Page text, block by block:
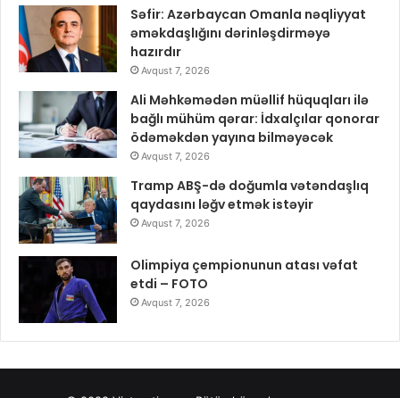
Səfir: Azərbaycan Omanla nəqliyyat
əməkdaşlığını dərinləşdirməyə
hazırdır
Avqust 7, 2026
Ali Məhkəmədən müəllif hüquqları ilə
bağlı mühüm qərar: İdxalçılar qonorar
ödəməkdən yayına bilməyəcək
Avqust 7, 2026
Tramp ABŞ-də doğumla vətəndaşlıq
qaydasını ləğv etmək istəyir
Avqust 7, 2026
Olimpiya çempionunun atası vəfat
etdi – FOTO
Avqust 7, 2026